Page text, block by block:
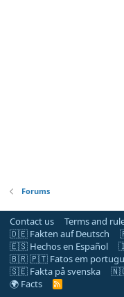
Forums
Contact us Terms and
🇩🇪 Fakten auf Deutsch
🇪🇸 Hechos en Español
🇧🇷 🇵🇹 Fatos em
🇸🇪 Fakta på svenska
🌍 Facts
R